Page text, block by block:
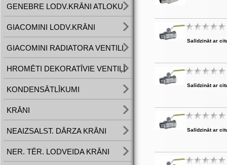
GENEBRE LODV.KRĀNI ATLOKU
GIACOMINI LODV.KRĀNI
GIACOMINI RADIATORA VENTILI
HROMĒTI DEKORATĪVIE VENTIĻI
KONDENSĀTLĪKUMI
KRĀNI
NEAIZSALST. DĀRZA KRĀNI
NER. TĒR. LODVEIDA KRĀNI
Salīdzināt ar
Salīdzināt ar
Salīdzināt ar